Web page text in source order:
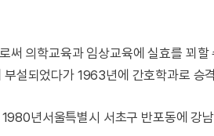
써 의학교육과 임상교육에 실효를 꾀할
설되었다가 1963년에 간호학과로 승
년서울특별시 서초구 반포동에 강